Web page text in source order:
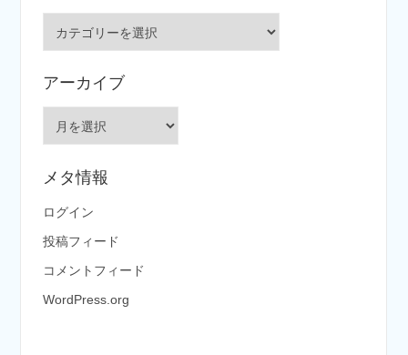
リ
ー
アーカイブ
イ
メタ情報
ログイン
投稿フィード
コメントフィード
WordPress.org